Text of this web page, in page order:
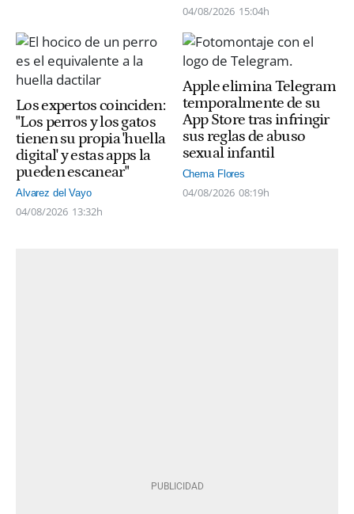
04/08/2026 15:04h
Los expertos coinciden:
"Los perros y los gatos
tienen su propia 'huella
digital' y estas apps la
pueden escanear"
Alvarez del Vayo
04/08/2026 13:32h
Apple elimina Telegram
temporalmente de su
App Store tras infringir
sus reglas de abuso
sexual infantil
Chema Flores
04/08/2026 08:19h